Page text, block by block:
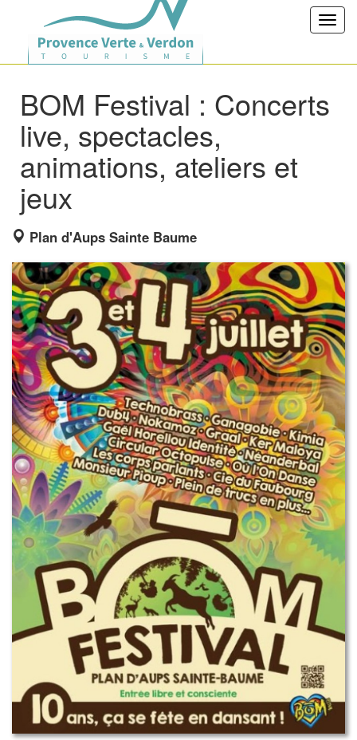
BOM Festival : Concerts
live, spectacles,
animations, ateliers et
jeux
Plan d'Aups Sainte Baume